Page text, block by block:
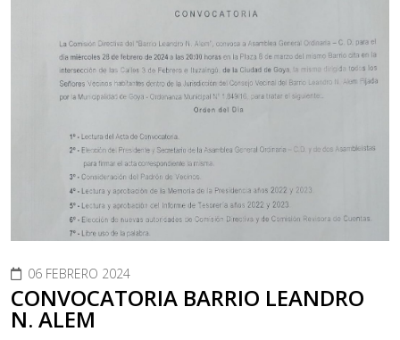
06 FEBRERO 2024
CONVOCATORIA BARRIO LEANDRO
N. ALEM